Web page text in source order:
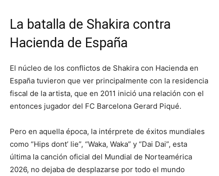
La batalla de Shakira contra
Hacienda de España
El núcleo de los conflictos de Shakira con Hacienda en
España tuvieron que ver principalmente con la residencia
fiscal de la artista, que en 2011 inició una relación con el
entonces jugador del FC Barcelona Gerard Piqué.
Pero en aquella época, la intérprete de éxitos mundiales
como “Hips dont’ lie”, “Waka, Waka” y “Dai Dai”, esta
última la canción oficial del Mundial de Norteamérica
2026, no dejaba de desplazarse por todo el mundo